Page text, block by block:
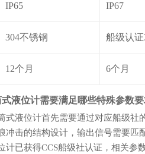
IP65 IP67
304不锈钢 船级认
12个月 6个月
液位计需要满足哪些特殊参数
式液位计首先需要通过对应船级社
冲击的结构设计，输出信号需要
计已获得CCS船级社认证，相关参